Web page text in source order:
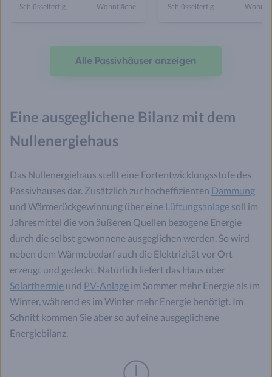
Schlüsselfertig
Wohnfläche
Schlüsselfertig
Alle Passivhäuser anzeigen
Eine ausgeglichene Bilanz mit dem
Nullenergiehaus
Das Nullenergiehaus stellt eine Fortentwicklungsstufe des
Passivhauses dar. Zusätzlich zur hocheffizienten Dämmung
und Wärmerückgewinnung über eine Lüftungsanlage soll im
Jahresmittel die von äußeren Quellen bezogene Energie
durch die selbst gewonnene ausgeglichen werden. So wird
neben dem Wärmebedarf auch die Elektrizität vor Ort
erzeugt und gedeckt. Natürlich liefert das Haus über
Solarthermie und PV-Anlage im Sommer mehr Energie als im
Winter, während es im Winter mehr Energie benötigt. Im
Schnitt kommen Sie aber so auf eine ausgeglichene
Energiebilanz.